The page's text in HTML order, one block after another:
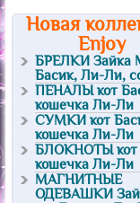
Новая
Enjoy
БРЕЛКИ Зайка
Басик, Ли-Ли,
ПЕНАЛЫ кот
кошечка Ли-Ли
СУМКИ кот
кошечка Ли-Ли
БЛОКНОТЫ кот
кошечка Ли-Ли
МАГНИТНЫЕ
ОДЕВАШКИ